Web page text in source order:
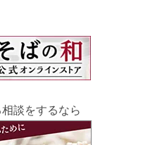
談をするなら